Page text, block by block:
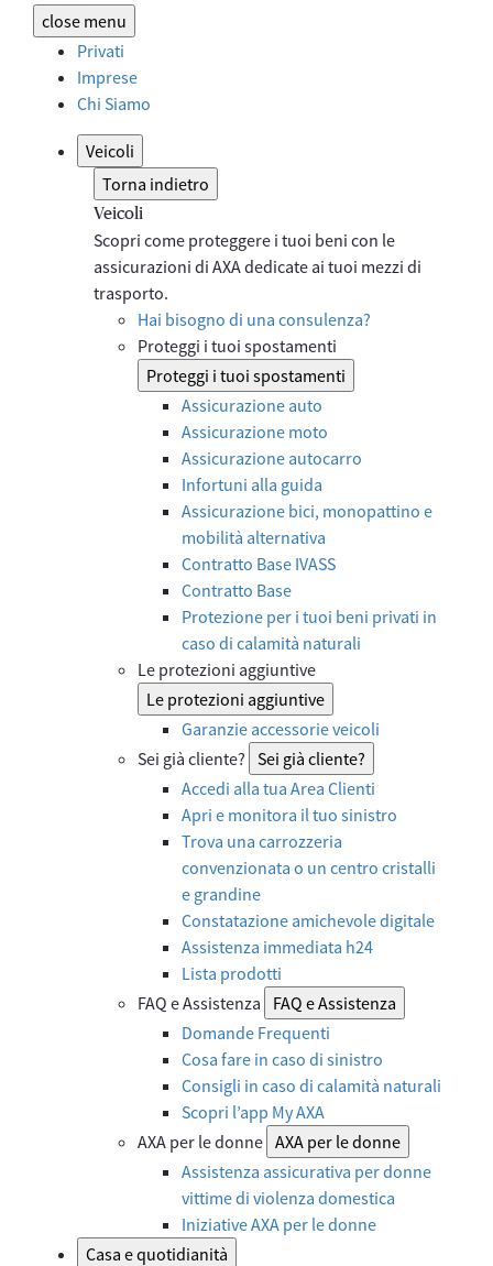
close menu
Privati
Imprese
Chi Siamo
Veicoli
Torna indietro
Veicoli
Scopri come proteggere i tuoi beni con le
assicurazioni di AXA dedicate ai tuoi mezzi di
trasporto.
Hai bisogno di una consulenza?
Proteggi i tuoi spostamenti
Proteggi i tuoi spostamenti
Assicurazione auto
Assicurazione moto
Assicurazione autocarro
Infortuni alla guida
Assicurazione bici, monopattino e
mobilità alternativa
Contratto Base IVASS
Contratto Base
Protezione per i tuoi beni privati in
caso di calamità naturali
Le protezioni aggiuntive
Le protezioni aggiuntive
Garanzie accessorie veicoli
Sei già cliente? Sei già cliente?
Accedi alla tua Area Clienti
Apri e monitora il tuo sinistro
Trova una carrozzeria
convenzionata o un centro cristalli
e grandine
Constatazione amichevole digitale
Assistenza immediata h24
Lista prodotti
FAQ e Assistenza
FAQ e Assistenza
Domande Frequenti
Cosa fare in caso di sinistro
Consigli in caso di calamità naturali
Scopri l’app My AXA
AXA per le donne AXA per le donne
Assistenza assicurativa per donne
vittime di violenza domestica
Iniziative AXA per le donne
Casa e quotidianità